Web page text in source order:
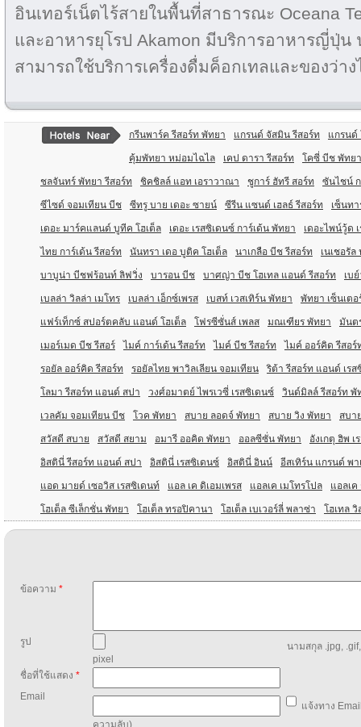
อินเทอร์เน็ตไร้สายในพื้นที่สาธารณะ Oceana
และอาหารยุโรป Akamon มีบริการอาหารญี่ปุ่น
สามารถใช้บริการเครื่องดื่มค็อกเทลและของว่า
กรีนพาร์ค รีสอร์ท พัทยา แกรนด์ จัสมิน รีสอร์ท แกรนด์
คุ้มพัทยา หม่อมไฉไล เคป ดารา รีสอร์ท โคซี่ บีช พัทยา
ชลจันทร์ พัทยา รีสอร์ท ชิคชิลล์ แอท เอราวาณา ชูการ์ ฮัทรี สอร์ท ซันไชน์
ซีไซด์ จอมเทียน บีช ซีทรู บาย เดอะ ซายน์ ซีรีน แซนด์ เฮลธ์ รีสอร์ท เซ็นท
เดอะ มาร์คแลนด์ บูทีค โฮเต็ล เดอะ เรสซิเดนซ์ การ์เด้น พัทยา เดอะไพน์วู้ด
ไทย การ์เด้น รีสอร์ท นันทรา เดอ บูติค โฮเต็ล นาเกลือ บีช รีสอร์ท เนเชอรั
บาบูน่า บีชฟร้อนท์ ลิฟวิ่ง บารอน บีช บาศญ่า บีช โฮเทล แอนด์ รีสอร์ท เบ
เบลล่า วิลล่า เมโทร เบลล่า เอ็กซ์เพรส เบสท์ เวสเทิร์น พัทยา พัทยา เซ็นเตอ
แฟร์เท็กซ์ สปอร์ตคลับ แอนด์ โฮเต็ล โฟรซีซั่นส์ เพลส มณเฑียร พัทยา มันต
เมอร์เมด บีช รีสอร์ ไมค์ การ์เด้น รีสอร์ท ไมค์ บีช รีสอร์ท ไมค์ ออร์คิด รีสอร์
รอยัล ออร์คิด รีสอร์ท รอยัลไทย พาวิลเลียน จอมเทียน ริต้า รีสอร์ท แอนด์ เรส
โลมา รีสอร์ท แอนด์ สปา วงศ์อมาตย์ ไพรเวซี่ เรสซิเดนซ์ วินด์มิลล์ รีสอร์ท พั
เวลคัม จอมเทียน บีช โวค พัทยา สบาย ลอดจ์ พัทยา สบาย วิง พัทยา สบา
สวัสดี สบาย สวัสดี สยาม อมารี ออคิด พัทยา ออลซีซั่น พัทยา อังเกตุ ฮิพ เ
อิสตินี่ รีสอร์ท แอนด์ สปา อิสตินี่ เรสซิเดนซ์ อิสตินี่ อินน์ อีสเทิร์น แกรนด์ พา
แอด มายด์ เซอวิส เรสซิเดนท์ แอล เค ดิเอมเพรส แอลเค เมโทรโปล แอลเค
โฮเต็ล ซีเล็กชั่น พัทยา โฮเต็ล ทรอปิคานา โฮเต็ล เบเวอร์ลี่ พลาซ่า โฮเทล
ข้อความ *
รูป
นามสกุล .jpg,
pixel
ชื่อที่ใช้แสดง *
Email
แจ้งทาง
ความลับ)